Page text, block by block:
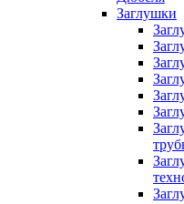
Заглушки